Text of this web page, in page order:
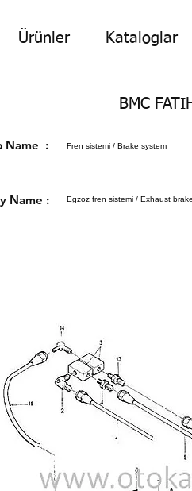
Ürünler Kataloglar
BMC
Name :Fren sistemi / Brake system
Name : Egzoz fren sistemi / Exhaust